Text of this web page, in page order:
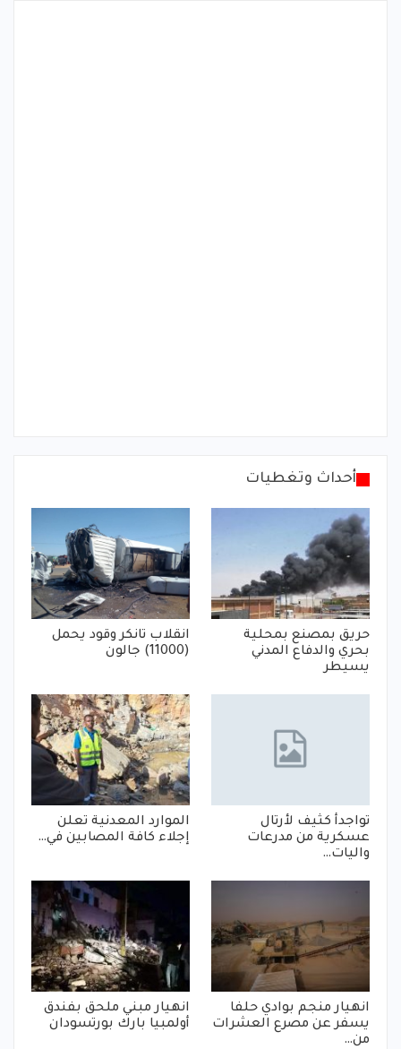
أحداث وتغطيات
حريق بمصنع بمحلية
بحري والدفاع المدني
يسيطر
انقلاب تانكر وقود يحمل
(11000) جالون
تواجدأ كثيف لأرتال
عسكرية من مدرعات
واليات…
الموارد المعدنية تعلن
إجلاء كافة المصابين في…
انهيار منجم بوادي حلفا
يسفر عن مصرع العشرات
من…
انهيار مبني ملحق بفندق
أولمبيا بارك بورتسودان